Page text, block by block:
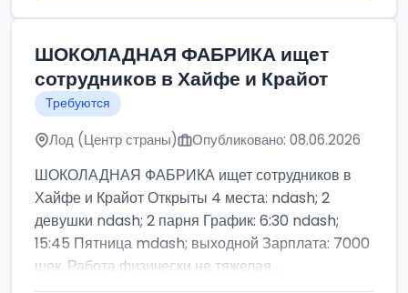
ШОКОЛАДНАЯ ФАБРИКА ищет
сотрудников в Хайфе и Крайот
Требуются
Лод (Центр страны) Опубликовано: 08.06.2026
ШОКОЛАДНАЯ ФАБРИКА ищет сотрудников в
Хайфе и Крайот Открыты 4 места: ndash; 2
девушки ndash; 2 парня График: 6:30 ndash;
15:45 Пятница mdash; выходной Зарплата: 7000
шек. Работа физически не тяжелая ...